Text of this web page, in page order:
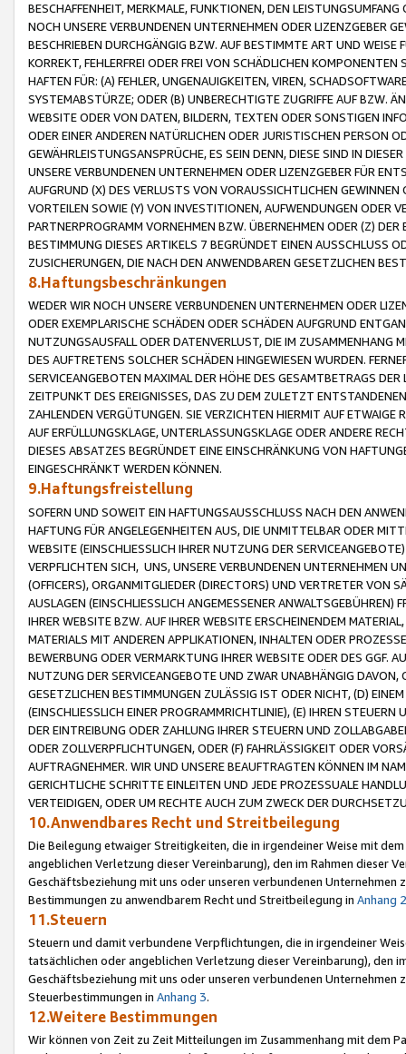
BESCHAFFENHEIT, MERKMALE, FUNKTIONEN, DEN
NOCH UNSERE VERBUNDENEN UNTERNEHMEN ODER LIZENZGEBER
BESCHRIEBEN DURCHGÄNGIG BZW. AUF BESTIMMTE ART UND
KORREKT, FEHLERFREI ODER FREI VON SCHÄDLICHEN
HAFTEN FÜR: (A) FEHLER, UNGENAUIGKEITEN, VIREN,
SYSTEMABSTÜRZE; ODER (B) UNBERECHTIGTE ZUGRIFFE AUF BZW.
WEBSITE ODER VON DATEN, BILDERN, TEXTEN ODER SONSTIGEN
ODER EINER ANDEREN NATÜRLICHEN ODER JURISTISCHEN PERSON
GEWÄHRLEISTUNGSANSPRÜCHE, ES SEIN DENN, DIESE SIND IN
UNSERE VERBUNDENEN UNTERNEHMEN ODER LIZENZGEBER FÜR
AUFGRUND (X) DES VERLUSTS VON VORAUSSICHTLICHEN
VORTEILEN SOWIE (Y) VON INVESTITIONEN, AUFWENDUNGEN ODER
PARTNERPROGRAMM VORNEHMEN BZW. ÜBERNEHMEN ODER (Z)
BESTIMMUNG DIESES ARTIKELS 7 BEGRÜNDET EINEN AUSSCHLUSS
ZUSICHERUNGEN, DIE NACH DEN ANWENDBAREN GESETZLICHEN
8.Haftungsbeschränkungen
WEDER WIR NOCH UNSERE VERBUNDENEN UNTERNEHMEN ODER
ODER EXEMPLARISCHE SCHÄDEN ODER SCHÄDEN AUFGRUND
NUTZUNGSAUSFALL ODER DATENVERLUST, DIE IM ZUSAMMENHANG
DES AUFTRETENS SOLCHER SCHÄDEN HINGEWIESEN WURDEN.
SERVICEANGEBOTEN MAXIMAL DER HÖHE DES GESAMTBETRAGS
ZEITPUNKT DES EREIGNISSES, DAS ZU DEM ZULETZT
ZAHLENDEN VERGÜTUNGEN. SIE VERZICHTEN HIERMIT AUF
AUF ERFÜLLUNGSKLAGE, UNTERLASSUNGSKLAGE ODER ANDERE
DIESES ABSATZES BEGRÜNDET EINE EINSCHRÄNKUNG VON
EINGESCHRÄNKT WERDEN KÖNNEN.
9.Haftungsfreistellung
SOFERN UND SOWEIT EIN HAFTUNGSAUSSCHLUSS NACH DEN
HAFTUNG FÜR ANGELEGENHEITEN AUS, DIE UNMITTELBAR ODER
WEBSITE (EINSCHLIESSLICH IHRER NUTZUNG DER
VERPFLICHTEN SICH, UNS, UNSERE VERBUNDENEN UNTERNEHMEN
(OFFICERS), ORGANMITGLIEDER (DIRECTORS) UND VERTRETER VON
AUSLAGEN (EINSCHLIESSLICH ANGEMESSENER
IHRER WEBSITE BZW. AUF IHRER WEBSITE ERSCHEINENDEM
MATERIALS MIT ANDEREN APPLIKATIONEN, INHALTEN ODER
BEWERBUNG ODER VERMARKTUNG IHRER WEBSITE ODER DES GGF.
NUTZUNG DER SERVICEANGEBOTE UND ZWAR UNABHÄNGIG
GESETZLICHEN BESTIMMUNGEN ZULÄSSIG IST ODER NICHT, (D)
(EINSCHLIESSLICH EINER PROGRAMMRICHTLINIE), (E) IHREN
DER EINTREIBUNG ODER ZAHLUNG IHRER STEUERN UND
ODER ZOLLVERPFLICHTUNGEN, ODER (F) FAHRLÄSSIGKEIT ODER
AUFTRAGNEHMER. WIR UND UNSERE BEAUFTRAGTEN KÖNNEN IM
GERICHTLICHE SCHRITTE EINLEITEN UND JEDE PROZESSUALE
VERTEIDIGEN, ODER UM RECHTE AUCH ZUM ZWECK DER
10.Anwendbares Recht und Streitbeilegung
Die Beilegung etwaiger Streitigkeiten, die in irgendeiner Weise mit
angeblichen Verletzung dieser Vereinbarung), den im Rahmen dieser
Geschäftsbeziehung mit uns oder unseren verbundenen
Bestimmungen zu anwendbarem Recht und Streitbeilegung in Anhang 2
11.Steuern
Steuern und damit verbundene Verpflichtungen, die in irgendeiner
tatsächlichen oder angeblichen Verletzung dieser Vereinbarung), den
Geschäftsbeziehung mit uns oder unseren verbundenen
Steuerbestimmungen in Anhang 3.
12.Weitere Bestimmungen
Wir können von Zeit zu Zeit Mitteilungen im Zusammenhang mit dem